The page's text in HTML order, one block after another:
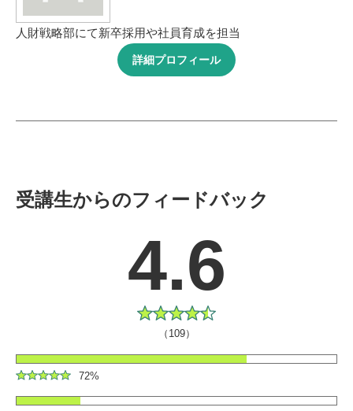
人財戦略部にて新卒採用や社員育成を担当
詳細プロフィール
受講生からのフィードバック
4.6
（109）
72%